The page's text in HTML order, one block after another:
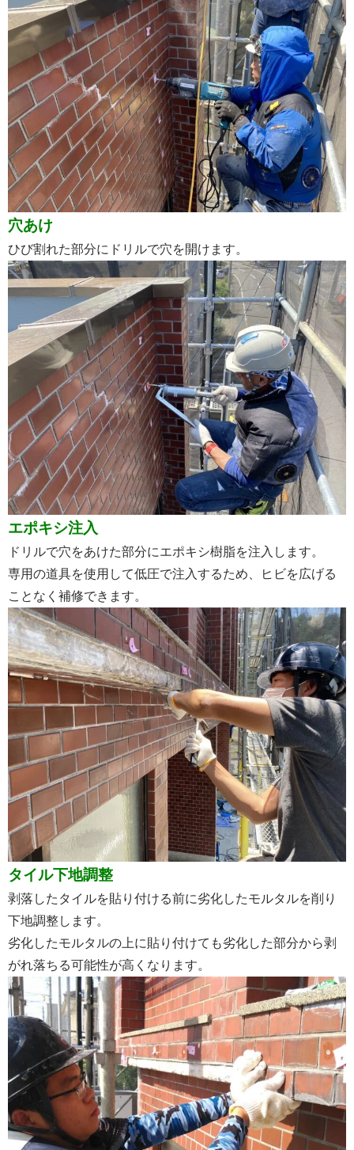
穴あけ
ひび割れた部分にドリルで穴を開けます。
エポキシ注入
ドリルで穴をあけた部分にエポキシ樹脂を注入します。
専用の道具を使用して低圧で注入するため、ヒビを広げる
ことなく補修できます。
タイル下地調整
剥落したタイルを貼り付ける前に劣化したモルタルを削り
下地調整します。
劣化したモルタルの上に貼り付けても劣化した部分から剥
がれ落ちる可能性が高くなります。